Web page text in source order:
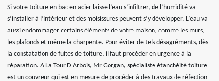
Si votre toiture en bac en acier laisse l’eau s’infiltrer, de l’humidité va
s’installer à l’intérieur et des moisissures peuvent s’y développer. L’eau va
aussi endommager certains éléments de votre maison, comme les murs,
les plafonds et même la charpente. Pour éviter de tels désagréments, dès
la constatation de fuites de toiture, il faut procéder en urgence à la
réparation. A La Tour D Arbois, Mr Gorgan, spécialiste étanchéité toiture
est un couvreur qui est en mesure de procéder à des travaux de réfection